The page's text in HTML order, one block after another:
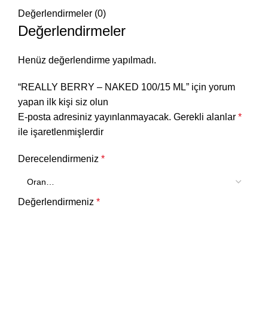
Değerlendirmeler (0)
Değerlendirmeler
Henüz değerlendirme yapılmadı.
“REALLY BERRY – NAKED 100/15 ML” için yorum
yapan ilk kişi siz olun
E-posta adresiniz yayınlanmayacak. Gerekli alanlar *
ile işaretlenmişlerdir
Derecelendirmeniz *
Değerlendirmeniz *